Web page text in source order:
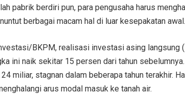
pabrik berdiri pun, para pengusaha harus
berbagai macam hal di luar kesepakatan awal.
BKPM, realisasi investasi asing langsung
ini naik sekitar 15 persen dari tahun
miliar, stagnan dalam beberapa tahun terakhir.
arus modal masuk ke tanah air.